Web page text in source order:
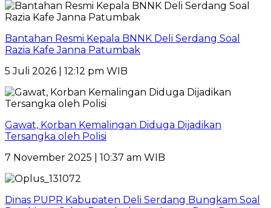
Bantahan Resmi Kepala BNNK Deli Serdang Soal
Razia Kafe Janna Patumbak
5 Juli 2026 | 12:12 pm WIB
Gawat, Korban Kemalingan Diduga Dijadikan
Tersangka oleh Polisi
7 November 2025 | 10:37 am WIB
Dinas PUPR Kabupaten Deli Serdang Bungkam Soal